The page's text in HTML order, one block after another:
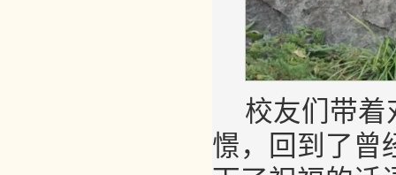
校友们带
憬，回到了曾